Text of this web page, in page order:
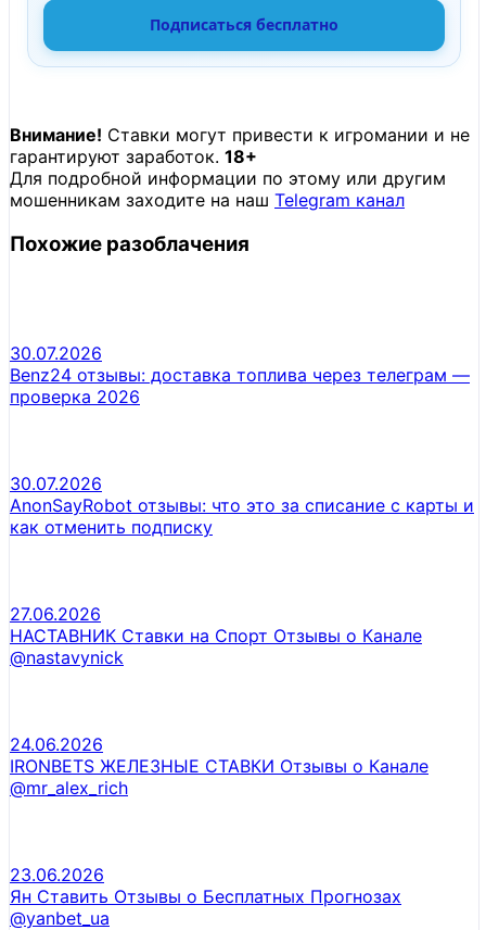
Подписаться бесплатно
Внимание! Ставки могут привести к игромании и не
гарантируют заработок. 18+
Для подробной информации по этому или другим
мошенникам заходите на наш Telegram канал
Похожие разоблачения
30.07.2026
Benz24 отзывы: доставка топлива через телеграм —
проверка 2026
30.07.2026
AnonSayRobot отзывы: что это за списание с карты и
как отменить подписку
27.06.2026
НАСТАВНИК Ставки на Спорт Отзывы о Канале
@nastavynick
24.06.2026
IRONBETS ЖЕЛЕЗНЫЕ СТАВКИ Отзывы о Канале
@mr_alex_rich
23.06.2026
Ян Ставить Отзывы о Бесплатных Прогнозах
@yanbet_ua